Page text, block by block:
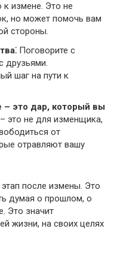
к измене.​ Это не
но может помочь вам
стороны.​
Поговорите с
друзьями.​
шаг на пути к
это дар, который вы
это не для изменщика,
от
отравляют вашу
после измены.​ Это
думая о прошлом, о
Это значит
жизни, на своих целях